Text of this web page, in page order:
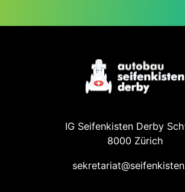
IG Seifenkisten Derby
8000 Zürich